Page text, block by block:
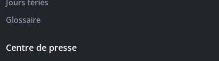
Jours fériés
Glossaire
Centre de presse